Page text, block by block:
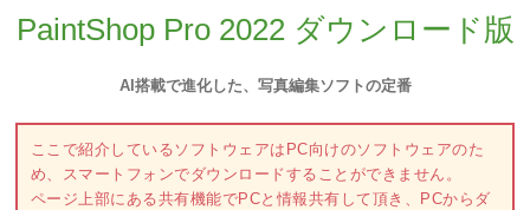
PaintShop Pro 2022 ダウンロード版
AI搭載で進化した、写真編集ソフトの定番
ここで紹介しているソフトウェアはPC向けのソフトウェアのた
め、スマートフォンでダウンロードすることができません。
ページ上部にある共有機能でPCと情報共有して頂き、PCからダ